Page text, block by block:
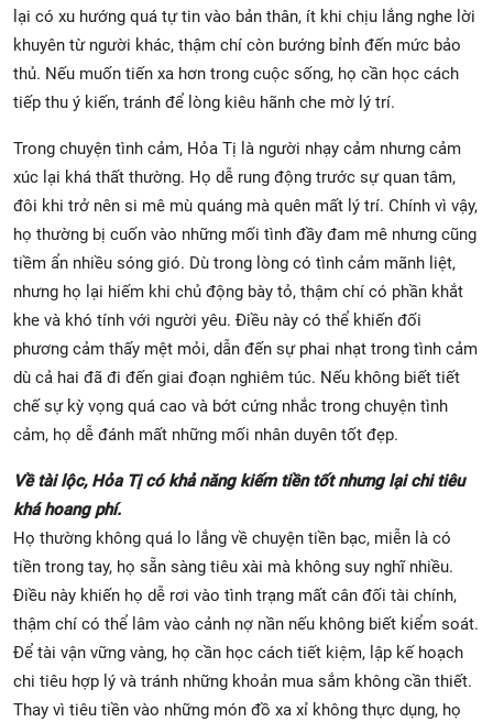
lại có xu hướng quá tự tin vào bản thân, ít khi chịu lắng nghe lời
khuyên từ người khác, thậm chí còn bướng bỉnh đến mức bảo
thủ. Nếu muốn tiến xa hơn trong cuộc sống, họ cần học cách
tiếp thu ý kiến, tránh để lòng kiêu hãnh che mờ lý trí.
Trong chuyện tình cảm, Hỏa Tị là người nhạy cảm nhưng cảm
xúc lại khá thất thường. Họ dễ rung động trước sự quan tâm,
đôi khi trở nên si mê mù quáng mà quên mất lý trí. Chính vì vậy,
họ thường bị cuốn vào những mối tình đầy đam mê nhưng cũng
tiềm ẩn nhiều sóng gió. Dù trong lòng có tình cảm mãnh liệt,
nhưng họ lại hiếm khi chủ động bày tỏ, thậm chí có phần khắt
khe và khó tính với người yêu. Điều này có thể khiến đối
phương cảm thấy mệt mỏi, dẫn đến sự phai nhạt trong tình cảm
dù cả hai đã đi đến giai đoạn nghiêm túc. Nếu không biết tiết
chế sự kỳ vọng quá cao và bớt cứng nhắc trong chuyện tình
cảm, họ dễ đánh mất những mối nhân duyên tốt đẹp.
Về tài lộc, Hỏa Tị có khả năng kiếm tiền tốt nhưng lại chi tiêu
khá hoang phí.
Họ thường không quá lo lắng về chuyện tiền bạc, miễn là có
tiền trong tay, họ sẵn sàng tiêu xài mà không suy nghĩ nhiều.
Điều này khiến họ dễ rơi vào tình trạng mất cân đối tài chính,
thậm chí có thể lâm vào cảnh nợ nần nếu không biết kiểm soát.
Để tài vận vững vàng, họ cần học cách tiết kiệm, lập kế hoạch
chi tiêu hợp lý và tránh những khoản mua sắm không cần thiết.
Thay vì tiêu tiền vào những món đồ xa xỉ không thực dụng, họ